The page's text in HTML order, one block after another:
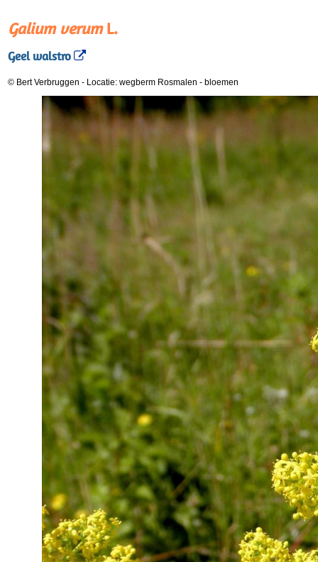
Galium verumL.
Geel walstro
© Bert Verbruggen - Locatie: wegberm Rosmalen - bloemen